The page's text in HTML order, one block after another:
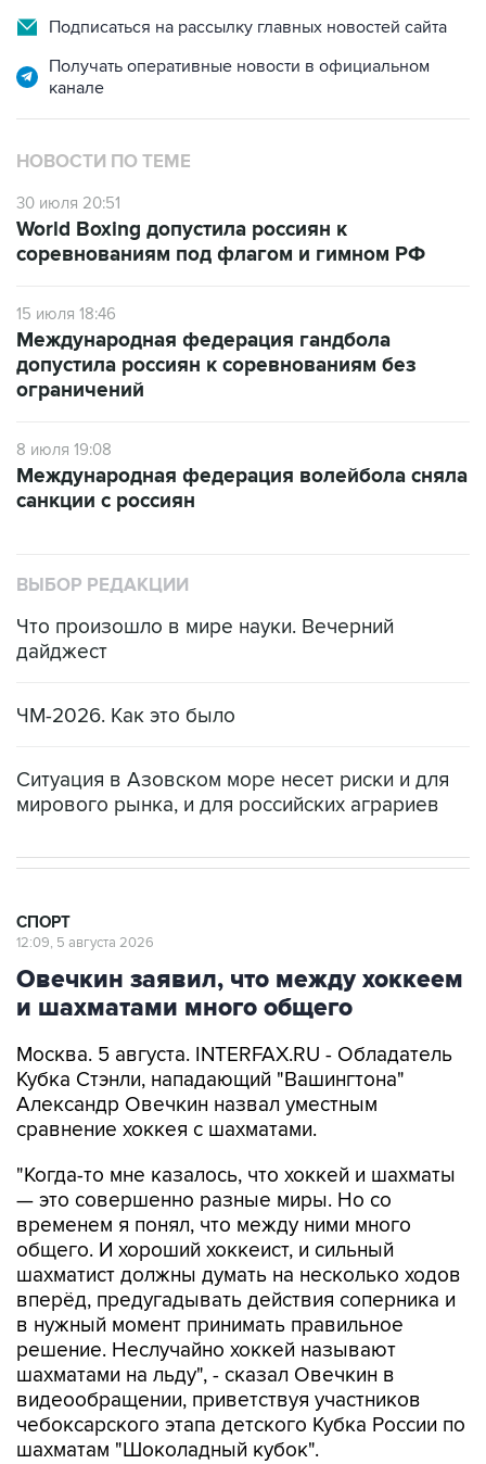
Подписаться на рассылку главных новостей сайта
Получать оперативные новости в официальном
канале
НОВОСТИ ПО ТЕМЕ
30 июля 20:51
World Boxing допустила россиян к
соревнованиям под флагом и гимном РФ
15 июля 18:46
Международная федерация гандбола
допустила россиян к соревнованиям без
ограничений
8 июля 19:08
Международная федерация волейбола сняла
санкции с россиян
ВЫБОР РЕДАКЦИИ
Что произошло в мире науки. Вечерний
дайджест
ЧМ-2026. Как это было
Ситуация в Азовском море несет риски и для
мирового рынка, и для российских аграриев
СПОРТ
12:09, 5 августа 2026
Овечкин заявил, что между хоккеем
и шахматами много общего
Москва. 5 августа. INTERFAX.RU - Обладатель
Кубка Стэнли, нападающий "Вашингтона"
Александр Овечкин назвал уместным
сравнение хоккея с шахматами.
"Когда-то мне казалось, что хоккей и шахматы
— это совершенно разные миры. Но со
временем я понял, что между ними много
общего. И хороший хоккеист, и сильный
шахматист должны думать на несколько ходов
вперёд, предугадывать действия соперника и
в нужный момент принимать правильное
решение. Неслучайно хоккей называют
шахматами на льду", - сказал Овечкин в
видеообращении, приветствуя участников
чебоксарского этапа детского Кубка России по
шахматам "Шоколадный кубок".